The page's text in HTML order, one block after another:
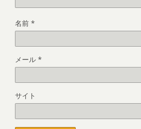
名前 *
メール *
サイト